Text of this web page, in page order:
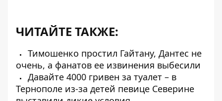
ЧИТАЙТЕ ТАКЖЕ:
Тимошенко простил Гайтану, Дантес не
очень, а фанатов ее извинения выбесили
Давайте 4000 гривен за туалет – в
Тернополе из-за детей певице Северине